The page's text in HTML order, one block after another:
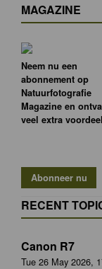
MAGAZINE
Neem nu een
abonnement op
Natuurfotografie
Magazine en
veel extra
RECENT
Canon R7
Tue 26 May 2026,